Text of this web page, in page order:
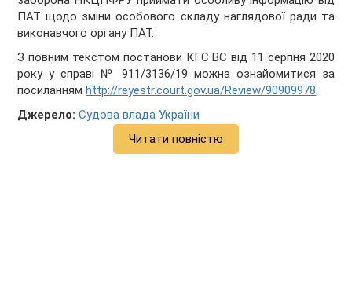
ПАТ щодо зміни особового складу наглядової ради та
виконавчого органу ПАТ.
З повним текстом постанови КГС ВС від 11 серпня 2020
року у справі № 911/3136/19 можна ознайомитися за
посиланнямhttp://reyestr.court.gov.ua/Review/90909978.
Джерело: Судова влада України
Читати повністю